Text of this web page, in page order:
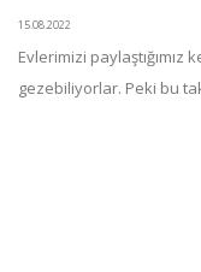
15.08.2022
Evlerimizi
gezebiliyorlar. Peki bu